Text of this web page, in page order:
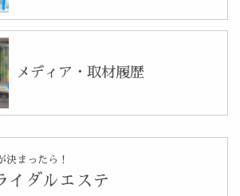
メディア・取材履歴
決まったら！
イダルエステ